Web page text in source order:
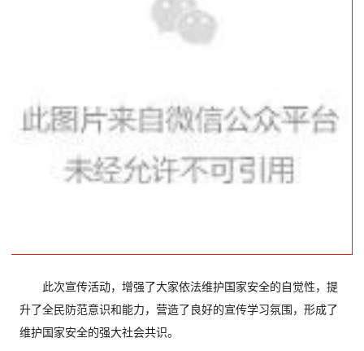
此次宣传活动，增强了大家依法维护国家安全的自觉性，提
升了全民防范意识和能力，营造了良好的宣传学习氛围，形成了
维护国家安全的强大社会共识。